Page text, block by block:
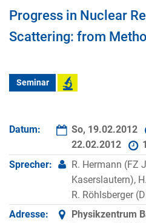
Progress in Nuclear
Scattering: from
Seminar
Datum: So, 19.02.2012
22.02.2012
Sprecher:
R. Hermann (FZ
Kaserslautern),
R. Röhlsberger
Adresse:
Physikzentrum